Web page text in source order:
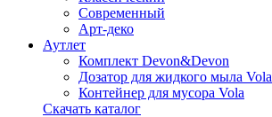
Современный
Арт-деко
Аутлет
Комплект Devon&Devon
Дозатор для жидкого мыла Vola
Контейнер для мусора Vola
Скачать каталог